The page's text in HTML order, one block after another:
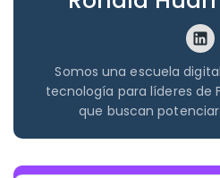
Somos una escuela
tecnología para líderes de
que buscan